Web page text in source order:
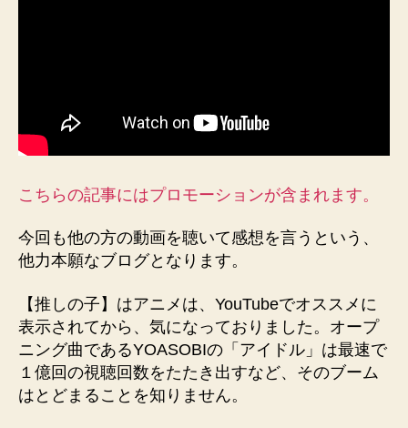
ラ
た、
直
な
想
【凄
い！】
へ
の
こちらの記事にはプロモーションが含まれます。
今回も他の方の動画を聴いて感想を言うという、
他力本願なブログとなります。
【推しの子】はアニメは、YouTubeでオススメに
表示されてから、気になっておりました。オープ
ニング曲であるYOASOBIの「アイドル」は最速で
１億回の視聴回数をたたき出すなど、そのブーム
はとどまることを知りません。